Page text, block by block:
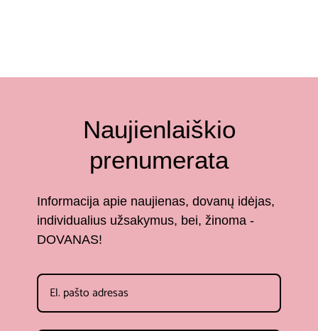
Naujienlaiškio
prenumerata
Informacija apie naujienas, dovanų idėjas,
individualius užsakymus, bei, žinoma -
DOVANAS!